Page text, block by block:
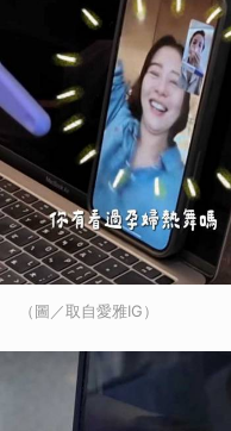
（圖／取自愛雅IG）